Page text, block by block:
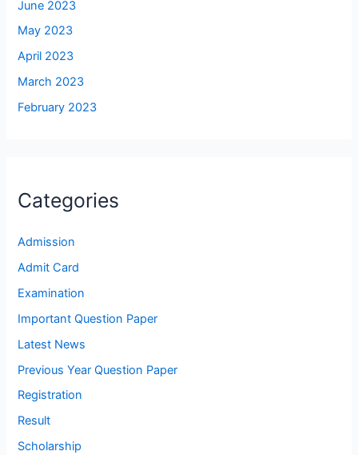
June 2023
May 2023
April 2023
March 2023
February 2023
Categories
Admission
Admit Card
Examination
Important Question Paper
Latest News
Previous Year Question Paper
Registration
Result
Scholarship